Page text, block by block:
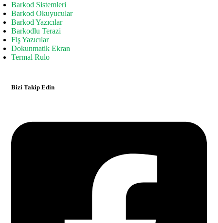
Barkod Sistemleri
Barkod Okuyucular
Barkod Yazıcılar
Barkodlu Terazi
Fiş Yazıcılar
Dokunmatik Ekran
Termal Rulo
Bizi Takip Edin